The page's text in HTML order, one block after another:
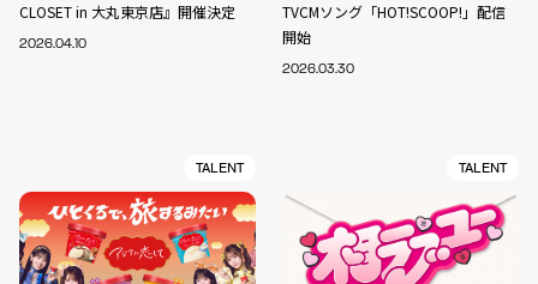
CLOSET in 大丸東京店』開催決定
2026.04.10
TVCMソング「HOT!SCOOP!」配信
開始
2026.03.30
TALENT TALENT